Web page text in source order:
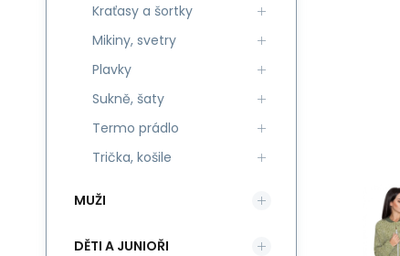
Kraťasy a šortky
Mikiny, svetry
Plavky
Sukně, šaty
Termo prádlo
Trička, košile
MUŽI
DĚTI A JUNIOŘI